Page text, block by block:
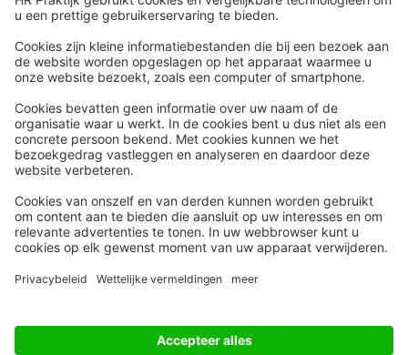
Snel naar
Nieuws
Whitepapers
Webinars
Word lid
Contact
Meer
HR Academy
HR Podcast
CHRO
HR Day
Volg Ons